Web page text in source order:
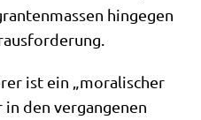
hin­ge­gen
ist ein „mora­li­scher
den ver­gan­ge­nen